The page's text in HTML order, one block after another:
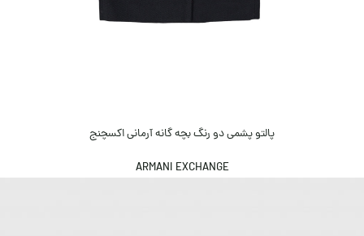
پالتو پشمی دو رنگ بچه گانه آرمانی اکسچنج
ARMANI EXCHANGE